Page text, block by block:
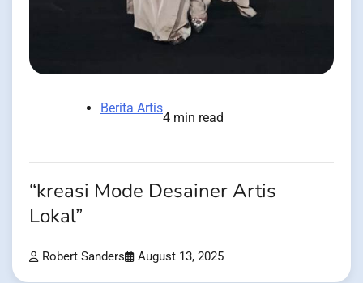
Berita Artis
4 min read
“kreasi Mode Desainer Artis
Lokal”
Robert Sanders August 13, 2025